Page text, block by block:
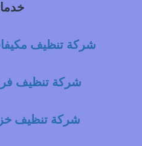
شركة تنظيف
شركة تنظيف
شركة تنظيف